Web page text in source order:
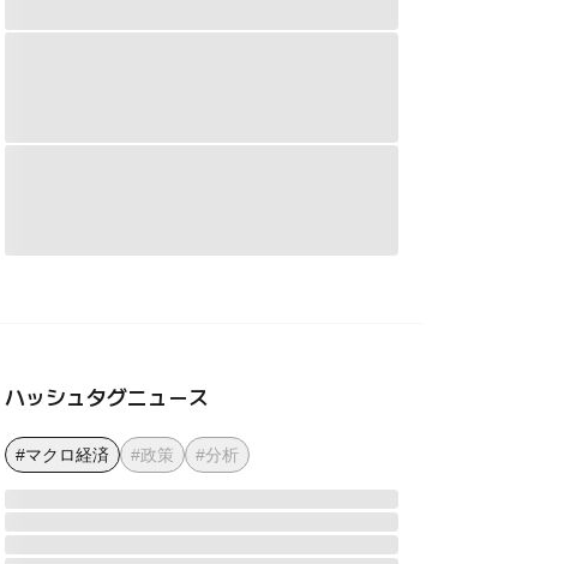
ハッシュタグニュース
#マクロ経済 #政策 #分析